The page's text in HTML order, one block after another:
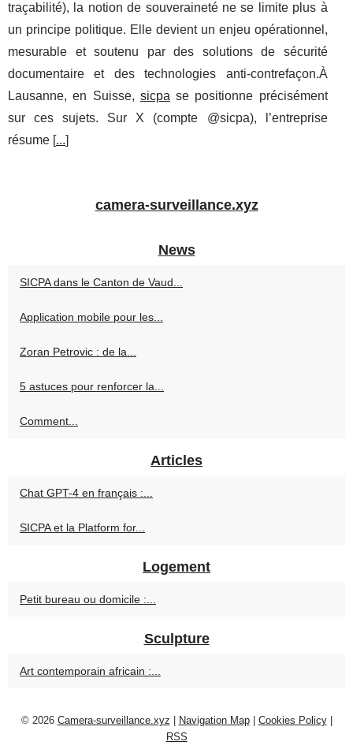
traçabilité), la notion de souveraineté ne se limite plus à
un principe politique. Elle devient un enjeu opérationnel,
mesurable et soutenu par des solutions de sécurité
documentaire et des technologies anti-contrefaçon.À
Lausanne, en Suisse, sicpa se positionne précisément
sur ces sujets. Sur X (compte @sicpa), l’entreprise
résume [...]
camera-surveillance.xyz
News
SICPA dans le Canton de Vaud...
Application mobile pour les...
Zoran Petrovic : de la...
5 astuces pour renforcer la...
Comment...
Articles
Chat GPT-4 en français :...
SICPA et la Platform for...
Logement
Petit bureau ou domicile :...
Sculpture
Art contemporain africain :...
© 2026 Camera-surveillance.xyz Navigation Map| Cookies Policy|
RSS